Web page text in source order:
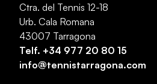
Ctra. del Tennis 12-18
Urb. Cala Romana
43007 Tarragona
Telf. +34 977 20 80 15
info@tennistarragona.com